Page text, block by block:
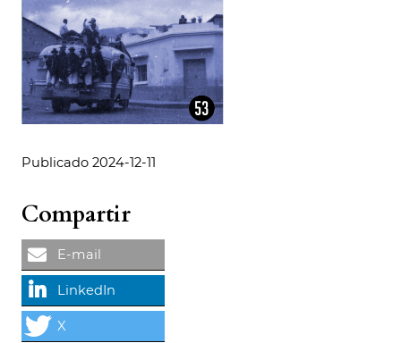
Publicado 2024-12-11
Compartir